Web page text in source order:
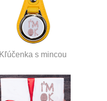
Kľúčenka s mincou